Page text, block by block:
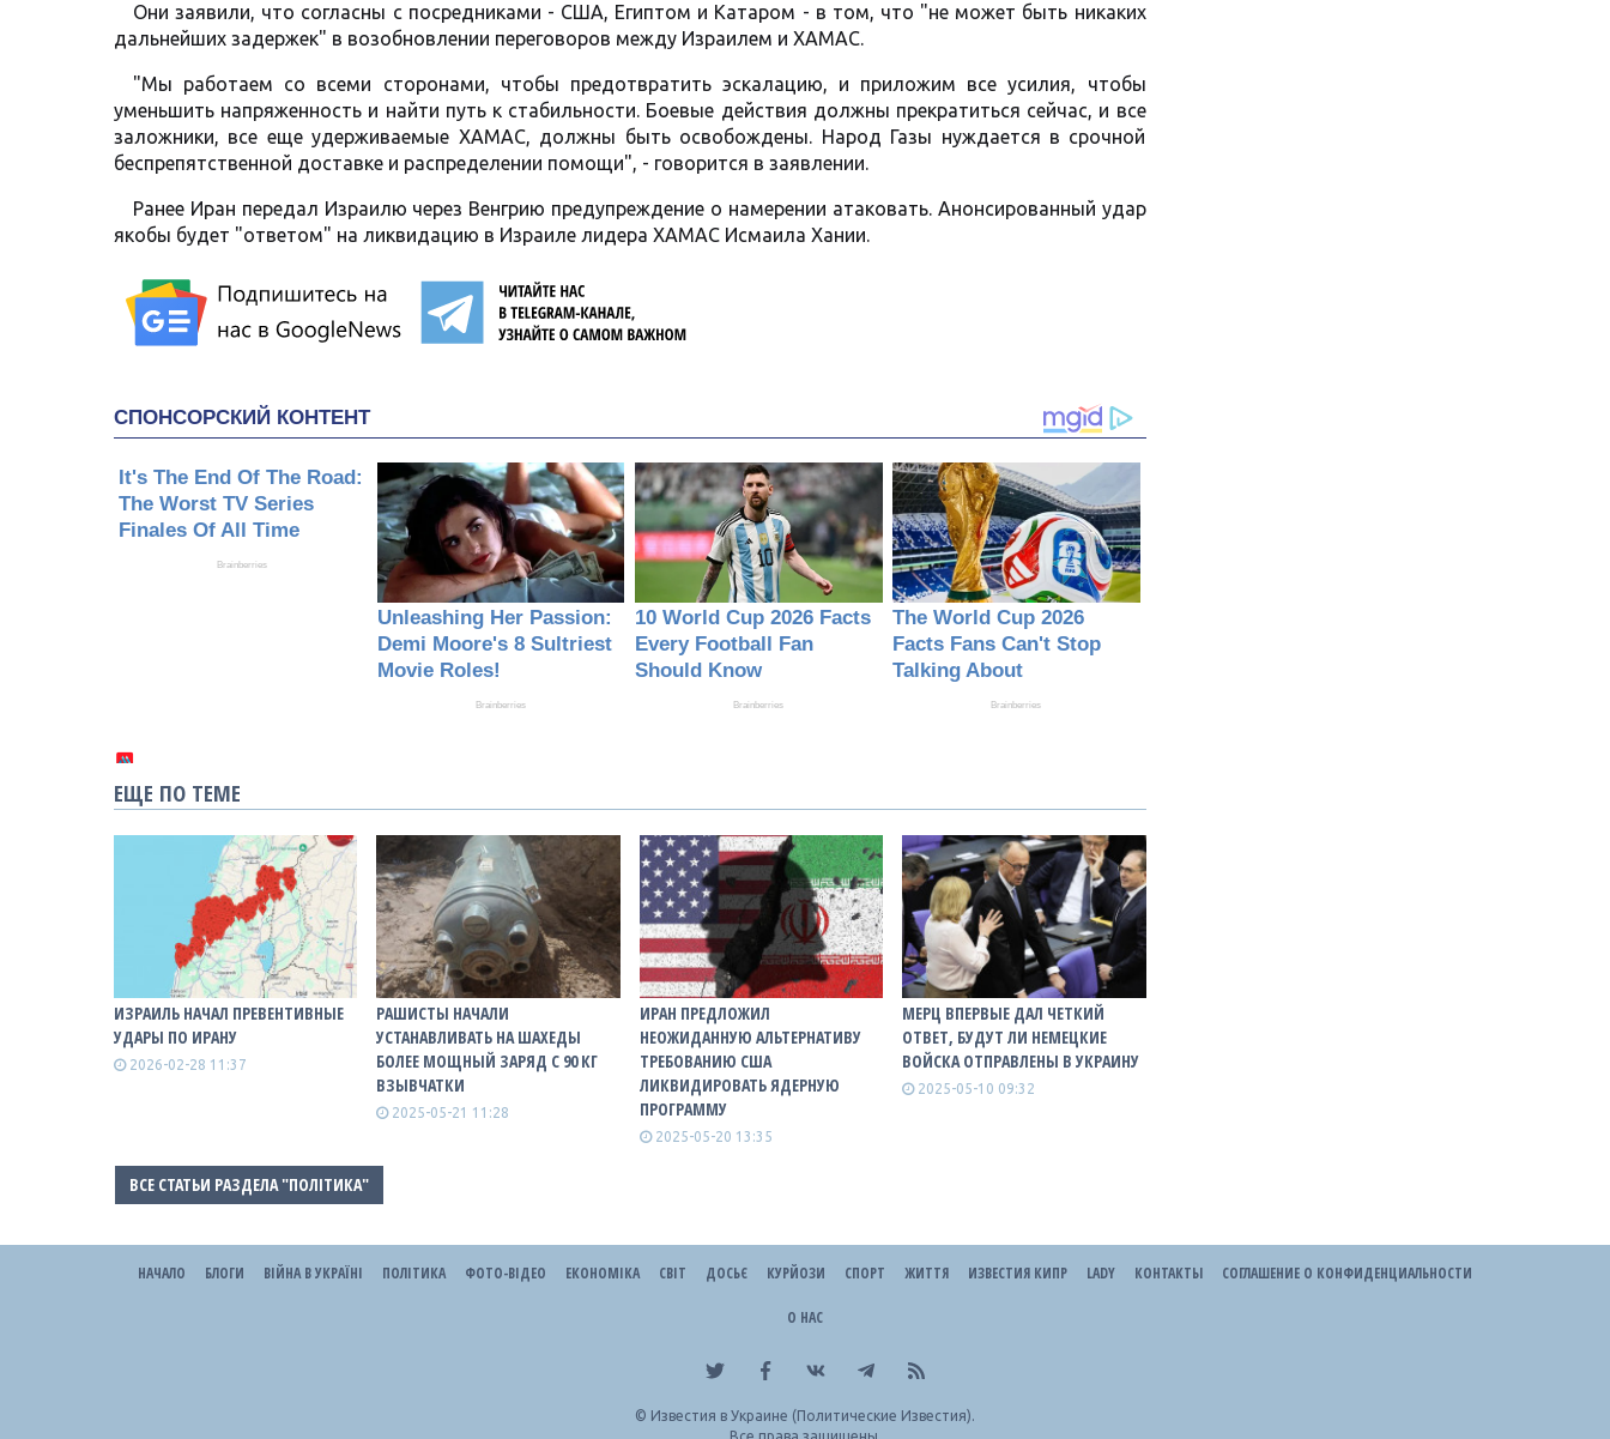
Они заявили, что согласны с посредниками - США, Египтом и Катаром - в том, что "не может быть никаких
дальнейших задержек" в возобновлении переговоров между Израилем и ХАМАС.
"Мы работаем со всеми сторонами, чтобы предотвратить эскалацию, и приложим все усилия, чтобы
уменьшить напряженность и найти путь к стабильности. Боевые действия должны прекратиться сейчас, и все
заложники, все еще удерживаемые ХАМАС, должны быть освобождены. Народ Газы нуждается в срочной
беспрепятственной доставке и распределении помощи", - говорится в заявлении.
Ранее Иран передал Израилю через Венгрию предупреждение о намерении атаковать. Анонсированный удар
якобы будет "ответом" на ликвидацию в Израиле лидера ХАМАС Исмаила Хании.
ЕЩЕ ПО ТЕМЕ
ИЗРАИЛЬ НАЧАЛ ПРЕВЕНТИВНЫЕ
УДАРЫ ПО ИРАНУ
2026-02-28 11:37
РАШИСТЫ НАЧАЛИ
УСТАНАВЛИВАТЬ НА ШАХЕДЫ
БОЛЕЕ МОЩНЫЙ ЗАРЯД С 90 КГ
ВЗЫВЧАТКИ
2025-05-21 11:28
ИРАН ПРЕДЛОЖИЛ
НЕОЖИДАННУЮ АЛЬТЕРНАТИВУ
ТРЕБОВАНИЮ США
ЛИКВИДИРОВАТЬ ЯДЕРНУЮ
ПРОГРАММУ
2025-05-20 13:35
МЕРЦ ВПЕРВЫЕ ДАЛ ЧЕТКИЙ
ОТВЕТ, БУДУТ ЛИ НЕМЕЦКИЕ
ВОЙСКА ОТПРАВЛЕНЫ В УКРАИНУ
2025-05-10 09:32
ВСЕ СТАТЬИ РАЗДЕЛА "ПОЛІТИКА"
НАЧАЛО БЛОГИ ВІЙНА В УКРАЇНІ ПОЛІТИКА ФОТО-ВІДЕО ЕКОНОМІКА СВІТ ДОСЬЄ КУРЙОЗИ СПОРТ ЖИТТЯ ИЗВЕСТИЯ КИПР LADY КОНТАКТЫ СОГЛАШЕНИЕ О КОНФИДЕНЦИАЛЬНОСТИ
О НАС
© Известия в Украине (Политические Известия).
Все права защищены.